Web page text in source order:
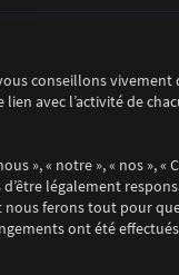
vous conseillons
avec l’activité de
», « notre », « nos
légalement
ferons tout pour
ont été